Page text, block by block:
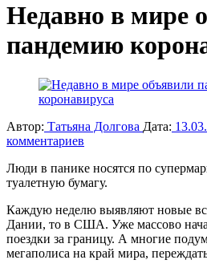
Недавно в мире
пандемию
Автор: Татьяна Долгова Дата:
комментариев
Люди в панике носятся по
туалетную бумагу.
Каждую неделю выявляют новые
Дании, то в США. Уже массово
поездки за границу. А многие
мегаполиса на край мира,